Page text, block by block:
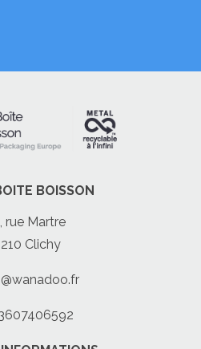
BOISSON
rue Martre
Clichy